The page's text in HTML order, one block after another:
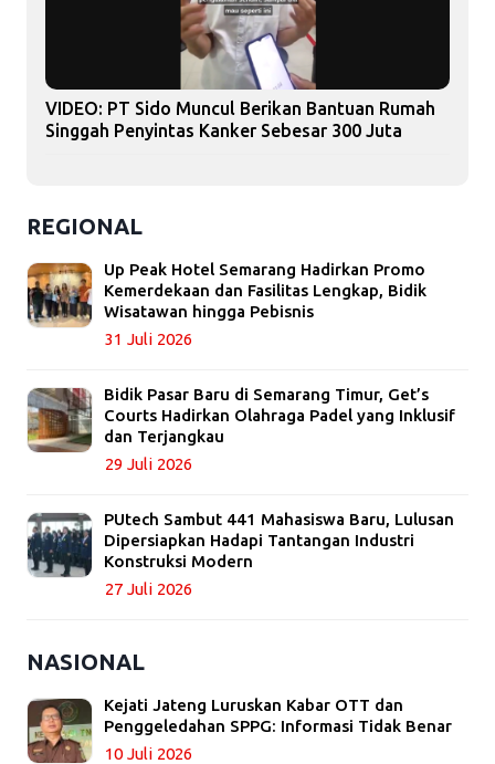
VIDEO: PT Sido Muncul Berikan Bantuan Rumah
Singgah Penyintas Kanker Sebesar 300 Juta
REGIONAL
Up Peak Hotel Semarang Hadirkan Promo
Kemerdekaan dan Fasilitas Lengkap, Bidik
Wisatawan hingga Pebisnis
31 Juli 2026
Bidik Pasar Baru di Semarang Timur, Get’s
Courts Hadirkan Olahraga Padel yang Inklusif
dan Terjangkau
29 Juli 2026
PUtech Sambut 441 Mahasiswa Baru, Lulusan
Dipersiapkan Hadapi Tantangan Industri
Konstruksi Modern
27 Juli 2026
NASIONAL
Kejati Jateng Luruskan Kabar OTT dan
Penggeledahan SPPG: Informasi Tidak Benar
10 Juli 2026